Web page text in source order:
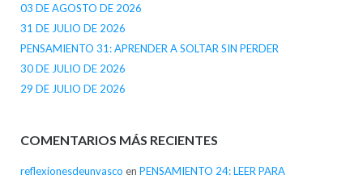
03 DE AGOSTO DE 2026
31 DE JULIO DE 2026
PENSAMIENTO 31: APRENDER A SOLTAR SIN PERDER
30 DE JULIO DE 2026
29 DE JULIO DE 2026
COMENTARIOS MÁS RECIENTES
reflexionesdeunvasco en PENSAMIENTO 24: LEER PARA